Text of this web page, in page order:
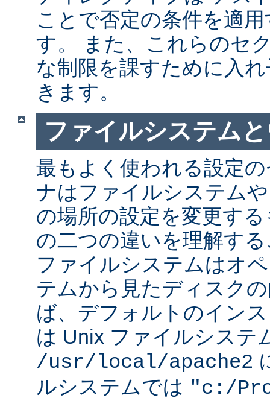
ことで否定の条件を適
す。 また、これらのセ
な制限を課すために入
きます。
ファイルシステム
最もよく使われる設定
ナはファイルシステム
の場所の設定を変更す
の二つの違いを理解す
ファイルシステムはオ
テムから見たディスク
ば、デフォルトのイン
は Unix ファイルシステ
/usr/local/apache2
ルシステムでは "c:/